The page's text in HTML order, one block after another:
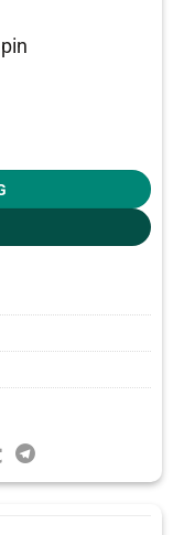
số lượng